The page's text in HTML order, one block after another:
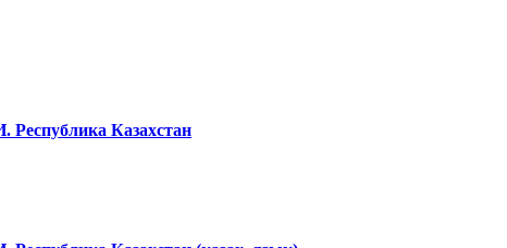
Республика Казахстан